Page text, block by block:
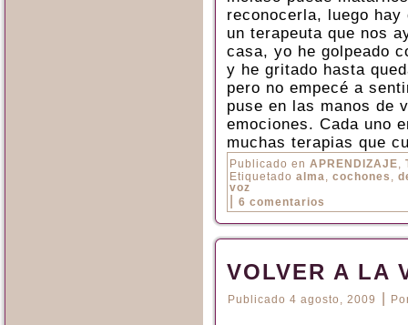
reconocerla, luego
un terapeuta que nos
casa, yo he golpeado
y he gritado hasta
pero no empecé a
puse en las manos de
emociones. Cada uno
muchas terapias que
Publicado en APRENDIZAJE,
Etiquetado alma, cochones ,
voz
6 comentarios
VOLVER A LA
Publicado 4 agosto, 2009